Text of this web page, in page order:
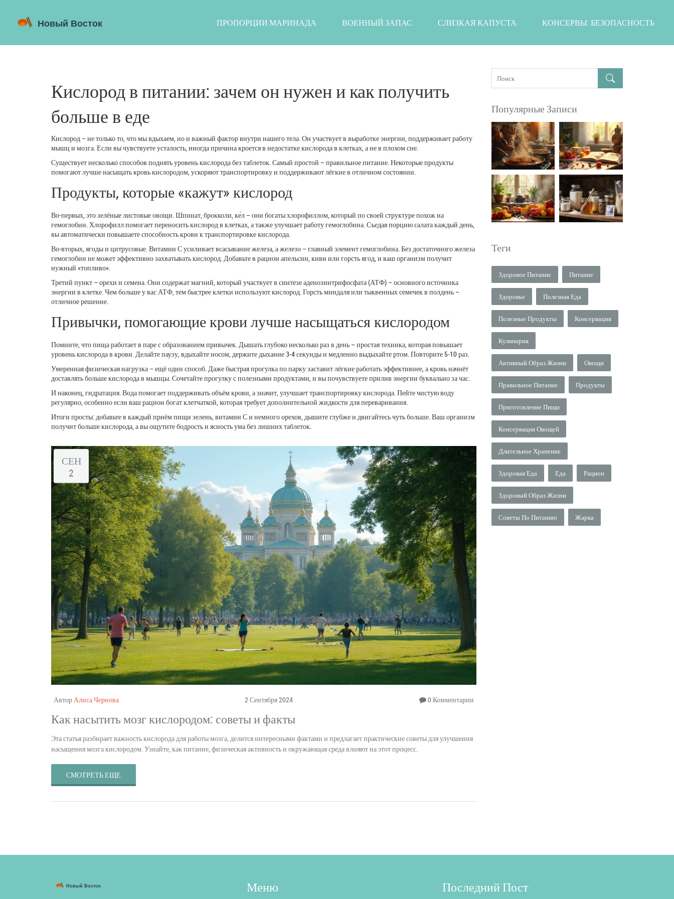
ПРОПОРЦИИ МАРИНАДА ВОЕННЫЙ ЗАПАС СЛИЗКАЯ КАПУСТА КОНСЕРВЫ: БЕЗОПАСНОСТЬ
Кислород в питании: зачем он нужен и как получить
больше в еде
Кислород – не только то, что мы вдыхаем, но и важный фактор внутри нашего тела. Он участвует в выработке энергии, поддерживает работу
мышц и мозга. Если вы чувствуете усталость, иногда причина кроется в недостатке кислорода в клетках, а не в плохом сне.
Существует несколько способов поднять уровень кислорода без таблеток. Самый простой – правильное питание. Некоторые продукты
помогают лучше насыщать кровь кислородом, ускоряют транспортировку и поддерживают лёгкие в отличном состоянии.
Продукты, которые «кажут» кислород
Во-первых, это зелёные листовые овощи. Шпинат, брокколи, ке́л – они богаты хлорофиллом, который по своей структуре похож на
гемоглобин. Хлорофилл помогает переносить кислород в клетках, а также улучшает работу гемоглобина. Съедая порцию салата каждый день,
вы автоматически повышаете способность крови к транспортировке кислорода.
Во-вторых, ягоды и цитрусовые. Витамин С усиливает всасывание железа, а железо – главный элемент гемоглобина. Без достаточного железа
гемоглобин не может эффективно захватывать кислород. Добавьте в рацион апельсин, киви или горсть ягод, и ваш организм получит
нужный «топливо».
Третий пункт – орехи и семена. Они содержат магний, который участвует в синтезе аденозинтрифосфата (АТФ) – основного источника
энергии в клетке. Чем больше у вас АТФ, тем быстрее клетки используют кислород. Горсть миндаля или тыквенных семечек в полдень –
отличное решение.
Привычки, помогающие крови лучше насыщаться кислородом
Помните, что пища работает в паре с образованием привычек. Дышать глубоко несколько раз в день – простая техника, которая повышает
уровень кислорода в крови. Делайте паузу, вдыхайте носом, держите дыхание 3‑4 секунды и медленно выдыхайте ртом. Повторите 5‑10 раз.
Умеренная физическая нагрузка – ещё один способ. Даже быстрая прогулка по парку заставит лёгкие работать эффективнее, а кровь начнёт
доставлять больше кислорода в мышцы. Сочетайте прогулку с полезными продуктами, и вы почувствуете прилив энергии буквально за час.
И наконец, гидратация. Вода помогает поддерживать объём крови, а значит, улучшает транспортировку кислорода. Пейте чистую воду
регулярно, особенно если ваш рацион богат клетчаткой, которая требует дополнительной жидкости для переваривания.
Итоги просты: добавьте в каждый приём пищи зелень, витамин С и немного орехов, дышите глубже и двигайтесь чуть больше. Ваш организм
получит больше кислорода, а вы ощутите бодрость и ясность ума без лишних таблеток.
СЕН
2
АвторАлиса Чернова 2 Сентября 2024 0 Комментарии
Как насытить мозг кислородом: советы и факты
Эта статья разбирает важность кислорода для работы мозга, делится интересными фактами и предлагает практические советы для улучшения
насыщения мозга кислородом. Узнайте, как питание, физическая активность и окружающая среда влияют на этот процесс.
СМОТРЕТЬ ЕЩЕ
Популярные Записи
Теги
Здоровое Питание Питание
Здоровье Полезная Еда
Полезные Продукты Консервация
Кулинария
Активный Образ Жизни Овощи
Правильное Питание Продукты
Приготовление Пищи
Консервация Овощей
Длительное Хранение
Здоровая Еда Еда Рацион
Здоровый Образ Жизни
Советы По Питанию Жарка
Меню Последний Пост